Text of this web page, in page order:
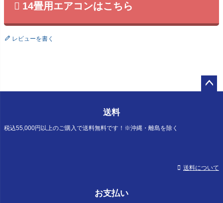
14畳用エアコンはこちら
レビューを書く
送料
税込55,000円以上のご購入で送料無料です！※沖縄・離島を除く
送料について
お支払い